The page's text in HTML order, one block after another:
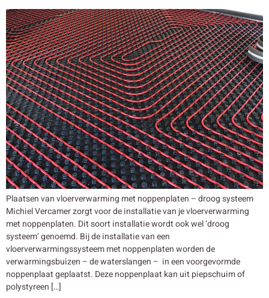
Plaatsen van vloerverwarming met noppenplaten – droog systeem
Michiel Vercamer zorgt voor de installatie van je vloerverwarming
met noppenplaten. Dit soort installatie wordt ook wel ‘droog
systeem’ genoemd. Bij de installatie van een
vloerverwarmingssysteem met noppenplaten worden de
verwarmingsbuizen – de waterslangen – in een voorgevormde
noppenplaat geplaatst. Deze noppenplaat kan uit piepschuim of
polystyreen […]